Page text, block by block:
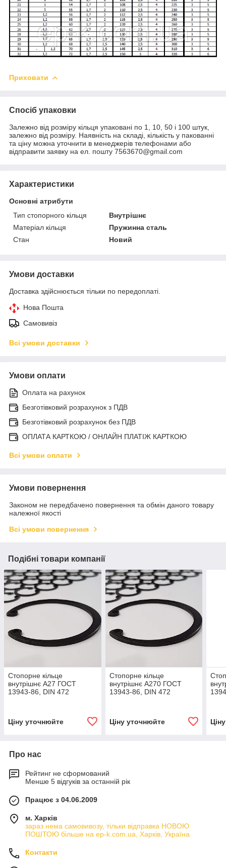
Приховати
Спосіб упаковки
Залежно від розміру кільця упаковані по 1, 10, 50 і 100 штук,
залежно від розміру. Наявність на складі, кількість у пакованні
та ціну можна уточнити в менеджерів телефонами або
відправити заявку на ел. пошту 7563670@gmail.com
Характеристики
Основні атрибути
Тип стопорного кільця
Внутрішнє
Матеріал кільця
Пружинна сталь
Стан
Новий
Умови доставки
Доставка здійснюється тільки по передоплаті.
Нова Пошта
Самовивіз
Всі умови доставки
Умови оплати
Оплата на рахунок
Безготівковий розрахунок з ПДВ
Безготівковий розрахунок без ПДВ
ОПЛАТА КАРТКОЮ / ОНЛАЙН ПЛАТІЖ КАРТКОЮ
Всі умови оплати
Умови повернення
Законом не передбачено повернення та обмін даного товару
належної якості
Всі умови повернення
Подібні товари компанії
Стопорне кільце
внутрішнє А27 ГОСТ
13943-86, DIN 472
Ціну уточнюйте
Стопорне кільце
внутрішнє А270 ГОСТ
13943-86, DIN 472
Ціну уточнюйте
Про нас
Рейтинг не сформований
Менше 5 відгуків за останній рік
Працює з 04.06.2009
м. Харків
зараз нема самовивозу, тільки відправка НОВОЮ
ПОШТОЮ більше на ep-k.com.ua, Харків, Україна
Контакти